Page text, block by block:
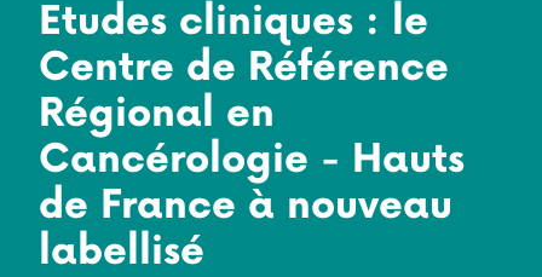
Etudes cliniques : le
Centre de Référence
Régional en
Cancérologie - Hauts
de France à nouveau
labellisé